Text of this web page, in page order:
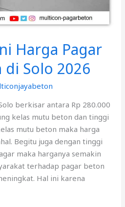
Harga Pagar
di Solo 2026
berkisar antara Rp 280.000
kelas mutu beton dan tinggi
mutu beton maka harga
Begitu juga dengan tinggi
maka harganya semakin
terhadap pagar beton
Hal ini karena